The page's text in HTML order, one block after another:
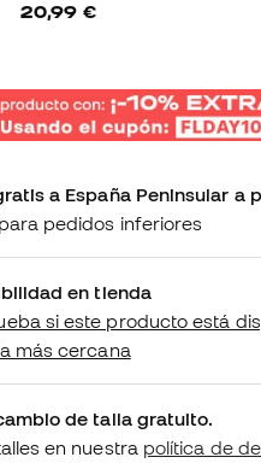
20,99 €
a España Peninsular a
pedidos inferiores
en tienda
si este producto está
más cercana
de talla gratuito.
en nuestra política de